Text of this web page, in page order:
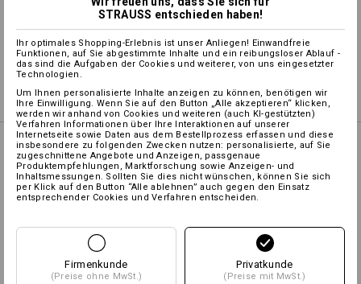
Selbst gestalten
Logoservice
MIX & MATCH
Vorbinder e.s.fusion,
Damen
STRAUSS entschieden haben!
Ihr optimales Shopping-Erlebnis ist unser Anliegen! Einwandfreie
Funktionen, auf Sie abgestimmte Inhalte und ein reibungsloser Ablauf -
das sind die Aufgaben der Cookies und weiterer, von uns eingesetzter
Technologien.
Um Ihnen personalisierte Inhalte anzeigen zu können, benötigen wir
Ihre Einwilligung. Wenn Sie auf den Button „Alle akzeptieren“ klicken,
werden wir anhand von Cookies und weiteren (auch KI-gestützten)
Verfahren Informationen über Ihre Interaktionen auf unserer
Internetseite sowie Daten aus dem Bestellprozess erfassen und diese
insbesondere zu folgenden Zwecken nutzen: personalisierte, auf Sie
zugeschnittene Angebote und Anzeigen, passgenaue
Produktempfehlungen, Marktforschung sowie Anzeigen- und
Inhaltsmessungen. Sollten Sie dies nicht wünschen, können Sie sich
per Klick auf den Button “Alle ablehnen” auch gegen den Einsatz
entsprechender Cookies und Verfahren entscheiden.
Firmenkunde
(Preise ohne MwSt.)
Privatkunde
(Preise mit MwSt.)